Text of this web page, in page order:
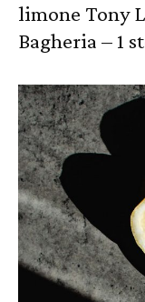
limone Tony
Bagheria – 1